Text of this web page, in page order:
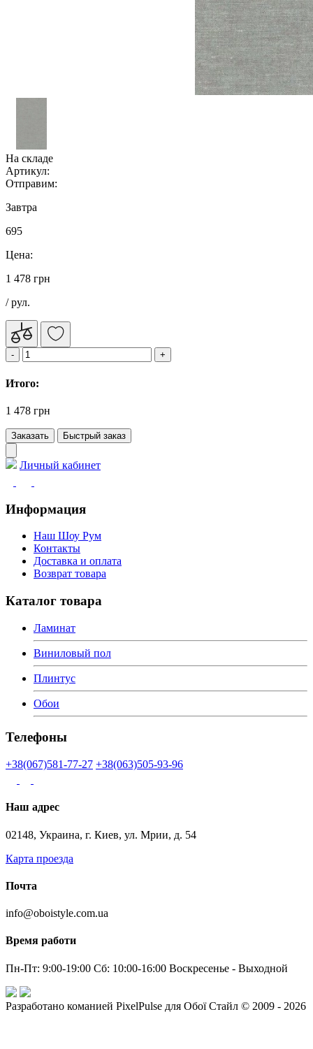
На складе
Артикул:
Отправим:
Завтра
695
Цена:
1 478 грн
/ рул.
Итого:
1 478 грн
Заказать Быстрый заказ
Личный кабинет
Информация
Наш Шоу Рум
Контакты
Доставка и оплата
Возврат товара
Каталог товара
Ламинат
Виниловый пол
Плинтус
Обои
Телефоны
+38(067)581-77-27 +38(063)505-93-96
Наш адрес
02148, Украина, г. Киев, ул. Мрии, д. 54
Карта проезда
Почта
info@oboistyle.com.ua
Время работи
Пн-Пт: 9:00-19:00 Сб: 10:00-16:00 Воскресенье - Выходной
Разработано команией PixelPulse для Обої Стайл © 2009 - 2026